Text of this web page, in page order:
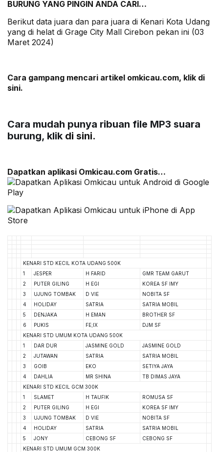
BURUNG YANG PINGIN ANDA CARI…
Berikut data juara dan para juara di Kenari Kota Udang
yang di helat di Grage City Mall Cirebon pekan ini (03
Maret 2024)
Cara gampang mencari artikel omkicau.com, klik di
sini.
Cara mudah punya ribuan file MP3 suara
burung, klik di sini.
Dapatkan aplikasi Omkicau.com Gratis…
KENARI STD KECIL KOTA UDANG 500K
1
JESPER H FARID
GMR TEAM GARUT
2
PUTER GILING H EGI
KOREA SF IMY
3
UJUNG TOMBAK D VIE
NOBITA SF
4
HOLIDAY SATRIA
SATRIA MOBIL
5
DENJAKA H EMAN
BROTHER SF
6
PUKIS FE;IX
DJM SF
KENARI STD UMUM KOTA UDANG 500K
1
DAR DUR JASMINE GOLD
JASMINE GOLD
2
JUTAWAN SATRIA
SATRIA MOBIL
3
GOIB EKO
SETIYA JAYA
4
DAHLIA MR SHINA
TB DIMAS JAYA
KENARI STD KECIL GCM 300K
1
SLAMET H TAUFIK
ROMUSA SF
2
PUTER GILING H EGI
KOREA SF IMY
3
UJUNG TOMBAK D VIE
NOBITA SF
4
HOLIDAY SATRIA
SATRIA MOBIL
5
JONY CEBONG SF
CEBONG SF
KENARI STD UMUM GCM 300K